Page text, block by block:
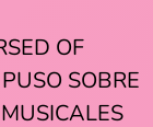
OF
SOBRE